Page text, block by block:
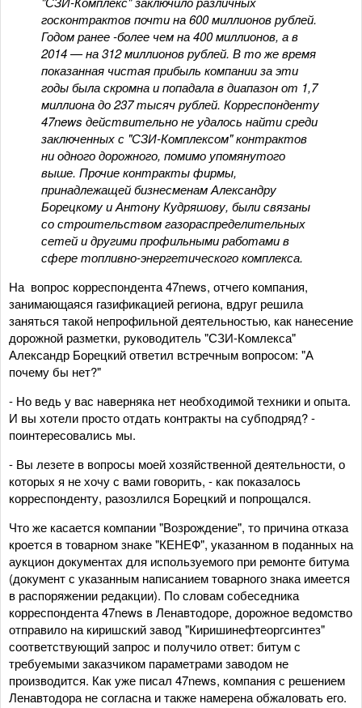
госконтрактов почти на 600 миллионов рублей.
Годом ранее -более чем на 400 миллионов, а в
2014 — на 312 миллионов рублей. В то же время
показанная чистая прибыль компании за эти
годы была скромна и попадала в диапазон от 1,7
миллиона до 237 тысяч рублей. Корреспонденту
47news действительно не удалось найти среди
заключенных с "СЗИ-Комплексом" контрактов
ни одного дорожного, помимо упомянутого
выше. Прочие контракты фирмы,
принадлежащей бизнесменам Александру
Борецкому и Антону Кудряшову, были связаны
со строительством газораспределительных
сетей и другими профильными работами в
сфере топливно-энергетического комплекса.
На вопрос корреспондента 47news, отчего компания,
занимающаяся газификацией региона, вдруг решила
заняться такой непрофильной деятельностью, как нанесение
дорожной разметки, руководитель "СЗИ-Комлекса"
Александр Борецкий ответил встречным вопросом: "А
почему бы нет?"
- Но ведь у вас наверняка нет необходимой техники и опыта.
И вы хотели просто отдать контракты на субподряд? -
поинтересовались мы.
- Вы лезете в вопросы моей хозяйственной деятельности, о
которых я не хочу с вами говорить, - как показалось
корреспонденту, разозлился Борецкий и попрощался.
Что же касается компании "Возрождение", то причина отказа
кроется в товарном знаке "КЕНЕФ", указанном в поданных на
аукцион документах для используемого при ремонте битума
(документ с указанным написанием товарного знака имеется
в распоряжении редакции). По словам собеседника
корреспондента 47news в Ленавтодоре, дорожное ведомство
отправило на киришский завод "Киришинефтеоргсинтез"
соответствующий запрос и получило ответ: битум с
требуемыми заказчиком параметрами заводом не
производится. Как уже писал 47news, компания с решением
Ленавтодора не согласна и также намерена обжаловать его.